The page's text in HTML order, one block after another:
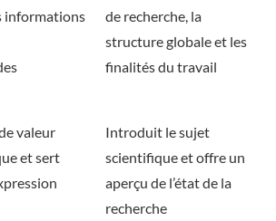
informations
de recherche, la
structure globale et les
finalités du travail
valeur
et sert
Introduit le sujet
scientifique et offre un
aperçu de l’état de la
recherche